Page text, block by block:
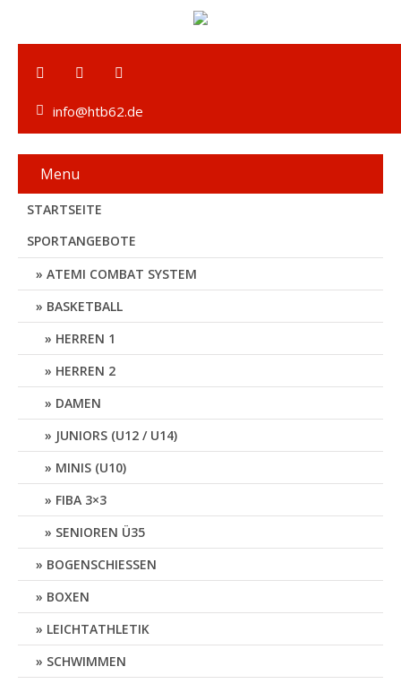
info@htb62.de
Menu
STARTSEITE
SPORTANGEBOTE
ATEMI COMBAT SYSTEM
BASKETBALL
HERREN 1
HERREN 2
DAMEN
JUNIORS (U12 / U14)
MINIS (U10)
FIBA 3×3
SENIOREN Ü35
BOGENSCHIESSEN
BOXEN
LEICHTATHLETIK
SCHWIMMEN